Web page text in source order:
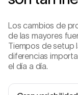
Los cambios de
de las mayores
Tiempos de setup
diferencias
el día a día.